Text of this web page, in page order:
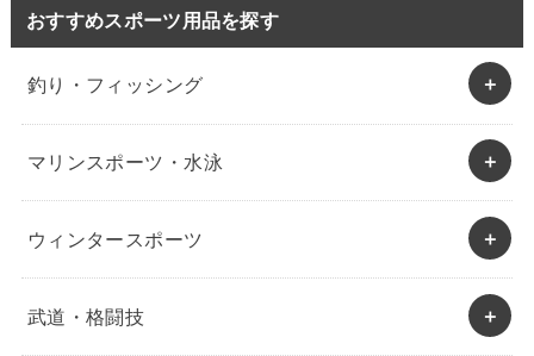
おすすめスポーツ用品を探す
釣り・フィッシング
マリンスポーツ・水泳
ウィンタースポーツ
武道・格闘技